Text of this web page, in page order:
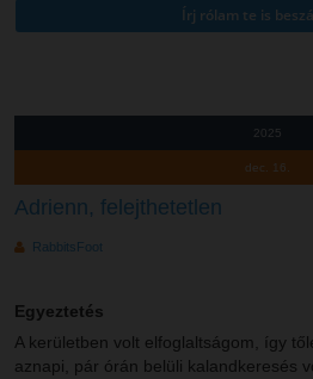
2025
dec. 16.
Adrienn, felejthetetlen
RabbitsFoot
Egyeztetés
A kerületben volt elfoglaltságom, így
aznapi, pár órán belüli kalandkeresés